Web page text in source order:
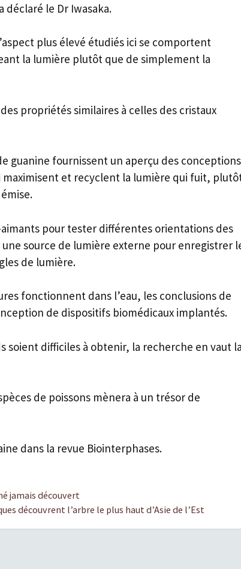
le Dr Iwasaka.
plus élevé étudiés ici se comportent
la lumière plutôt que de simplement la
propriétés similaires à celles des cristaux
guanine fournissent un aperçu des conceptions
et recyclent la lumière qui fuit,
pour tester différentes orientations des
source de lumière externe pour enregistrer
de lumière.
fonctionnent dans l’eau, les conclusions de
de dispositifs biomédicaux implantés.
soient difficiles à obtenir, la recherche en vaut la
de poissons mènera à un trésor de
dans la revue Biointerphases.
jamais découvert
découvrent l’arbre le plus haut d’Asie de l’Est